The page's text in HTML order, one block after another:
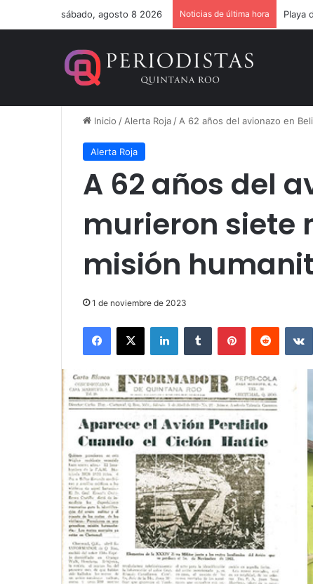
sábado, agosto 8 2026 Noticias de última hora Un
Inicio / Alerta Roja / A 62 años del avionazo en
Alerta Roja
A 62 años del
murieron siete
misión
1 de noviembre de 2023
Facebook
X LinkedInTumblr PinterestReddit